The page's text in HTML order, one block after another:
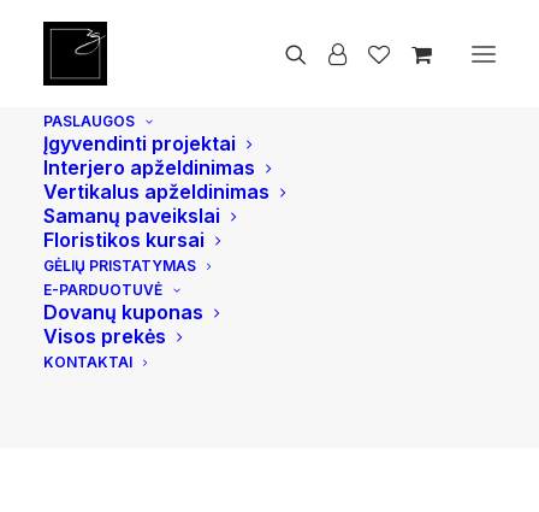
PASLAUGOS
Įgyvendinti projektai
Interjero apželdinimas
Vertikalus apželdinimas
Samanų paveikslai
Floristikos kursai
GĖLIŲ PRISTATYMAS
E-PARDUOTUVĖ
Dovanų kuponas
Visos prekės
KONTAKTAI
Pradžia
Vidaus ir lauko vazonai
Jumbo Bucket L, Pilkas